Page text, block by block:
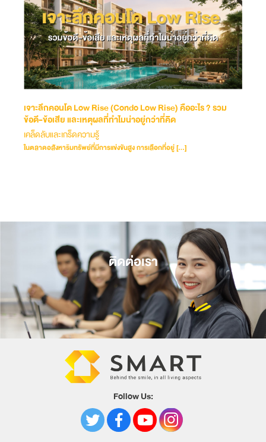
เจาะลึกคอนโด Low Rise (Condo Low Rise) คืออะไร ? รวม
ข้อดี-ข้อเสีย และเหตุผลที่ทำไมน่าอยู่กว่าที่คิด
เคล็ดลับและเกร็ดความรู้
ในตลาดอสังหาริมทรัพย์ที่มีการแข่งขันสูง การเลือกที่อยู่ […]
ติดต่อเรา
Follow Us: